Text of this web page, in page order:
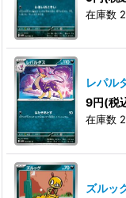
在庫数
レパル
9円(税
在庫数
ズルッ